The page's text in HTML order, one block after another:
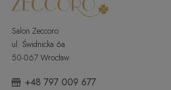
Salon Zeccoro
ul. Świdnicka 6a
50-067 Wrocław
+48 797 009 677